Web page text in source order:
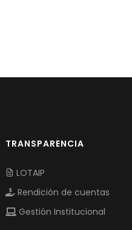
TRANSPARENCIA
LOTAIP
Rendición de cuentas
Gestión Institucional